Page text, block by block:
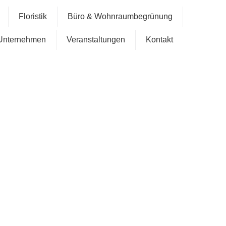
Floristik Büro & Wohnraumbegrünung
Veranstaltungen Kontakt